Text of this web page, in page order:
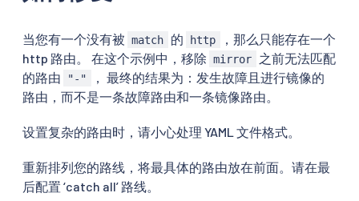
当您有一个没有被 match 的 http
，那么只能存在一个
http 路由。 在这个示例中，移除 mirror
之前无法匹配
的路由
"-"
， 最终的结果为：发生故障且进行镜像的
路由，而不是一条故障路由和一条镜像路由。
设置复杂的路由时，请小心处理 YAML 文件格式。
重新排列您的路线，将最具体的路由放在前面。请在最
后配置 ‘catch all’ 路线。